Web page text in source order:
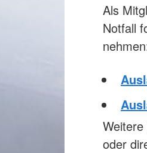
Als
Notfall
oder